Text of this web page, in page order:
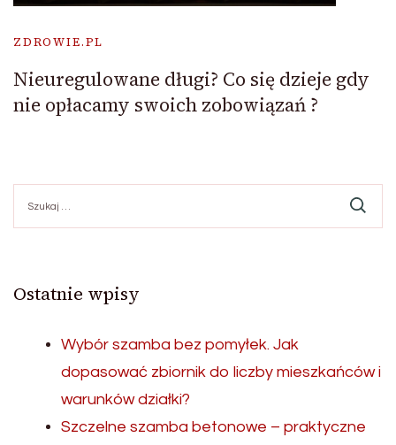
ZDROWIE.PL
Nieuregulowane długi? Co się dzieje gdy
nie opłacamy swoich zobowiązań ?
Ostatnie wpisy
Wybór szamba bez pomyłek. Jak
dopasować zbiornik do liczby mieszkańców i
warunków działki?
Szczelne szamba betonowe – praktyczne